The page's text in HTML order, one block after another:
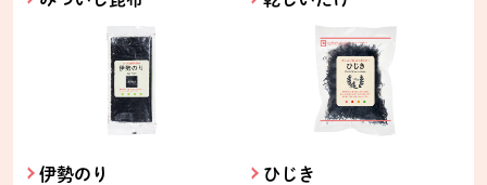
伊勢のり ひじき